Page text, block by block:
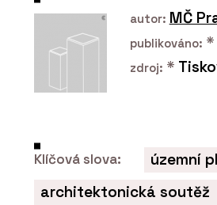
autor: MČ
publikováno: *
zdroj: *
Klíčová slova:
územní
architektonická soutěž